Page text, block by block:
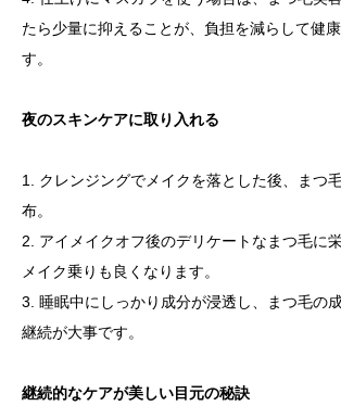
たら少量に抑えることが、負担を減らして健
す。
夜のスキンケアに取り入れる
1. クレンジングでメイクを落とした後、まつ
布。
2. アイメイクオフ後のデリケートなまつ毛に
メイク乗りも良くなります。
3. 睡眠中にしっかり成分が浸透し、まつ毛の
継続が大事です。
継続的なケアが美しい目元の秘訣